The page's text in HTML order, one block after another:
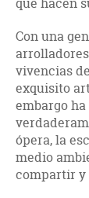
Con una
vivencias
exquisito
embargo
ópera, la
medio
compartir